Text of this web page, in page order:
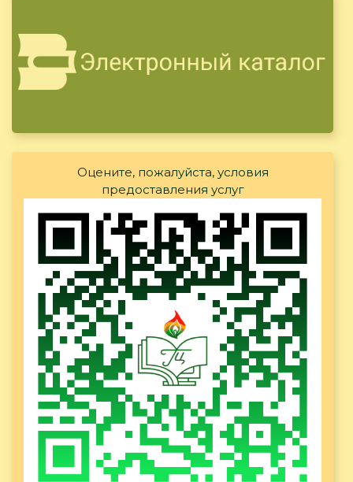
Оцените, пожалуйста, условия
предоставления услуг